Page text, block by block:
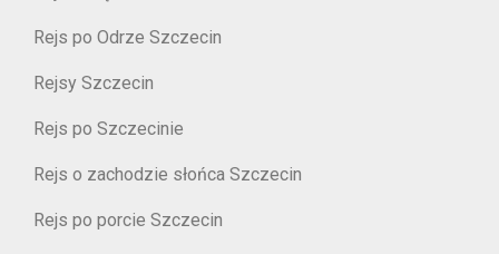
Rejs po Odrze Szczecin
Rejsy Szczecin
Rejs po Szczecinie
Rejs o zachodzie słońca Szczecin
Rejs po porcie Szczecin